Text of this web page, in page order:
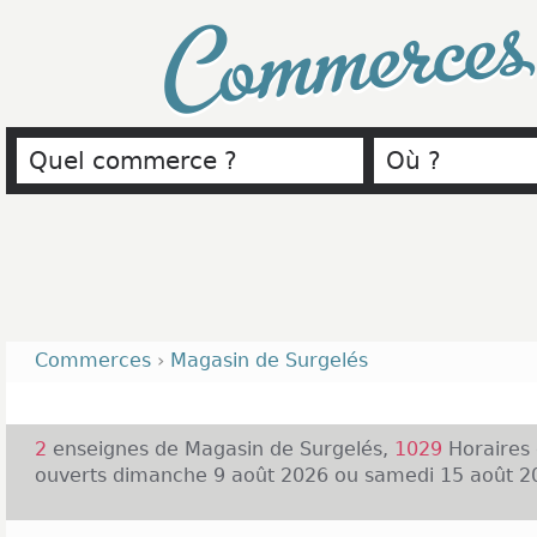
Commerces › Magasin de Surgelés
2 enseignes de Magasin de Surgelés, 1029
ouverts dimanche 9 août 2026 ou samedi 15 août